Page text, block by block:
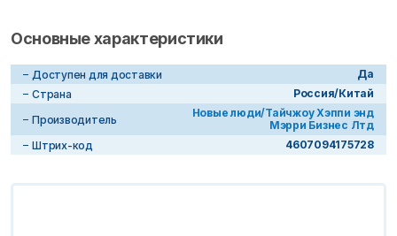
Основные характеристики
Доступен для доставки
Да
Страна
Россия/Китай
Производитель
Новые люди/Тайчжоу Хэппи энд
Мэрри Бизнес Лтд
Штрих-код
4607094175728